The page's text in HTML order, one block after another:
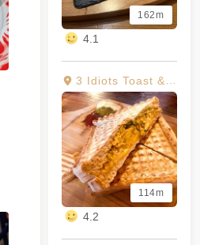
162m
4.1
3 Idiots Toast & Curry 三個傻瓜蔬食印度餐廳
114m
4.2